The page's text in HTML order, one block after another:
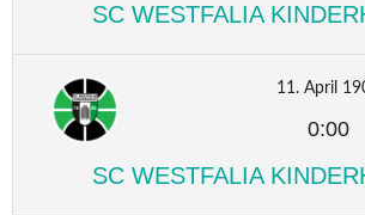
SC WESTFALIA
11. April
0:00
SC WESTFALIA